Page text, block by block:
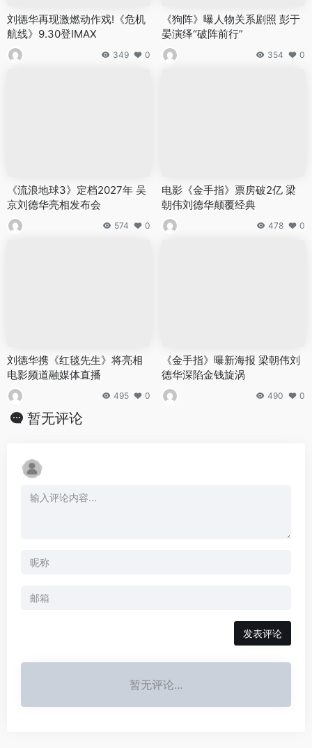
刘德华再现激燃动作戏!《危机
航线》9.30登IMAX
349 0
《狗阵》曝人物关系剧照 彭于
晏演绎“破阵前行”
354 0
《流浪地球3》定档2027年 吴
京刘德华亮相发布会
574 0
电影《金手指》票房破2亿 梁
朝伟刘德华颠覆经典
478 0
刘德华携《红毯先生》将亮相
电影频道融媒体直播
495 0
《金手指》曝新海报 梁朝伟刘
德华深陷金钱旋涡
490 0
暂无评论
发表评论
暂无评论...